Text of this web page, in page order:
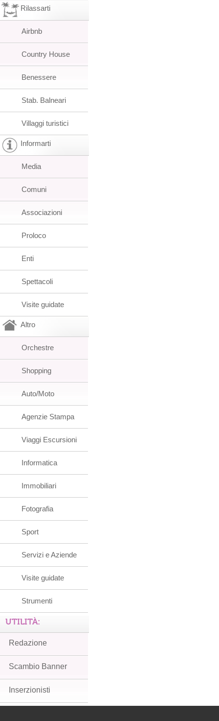
Rilassarti
Airbnb
Country House
Benessere
Stab. Balneari
Villaggi turistici
Informarti
Media
Comuni
Associazioni
Proloco
Enti
Spettacoli
Visite guidate
Altro
Orchestre
Shopping
Auto/Moto
Agenzie Stampa
Viaggi Escursioni
Informatica
Immobiliari
Fotografia
Sport
Servizi e Aziende
Visite guidate
Strumenti
UTILITÀ:
Redazione
Scambio Banner
Inserzionisti